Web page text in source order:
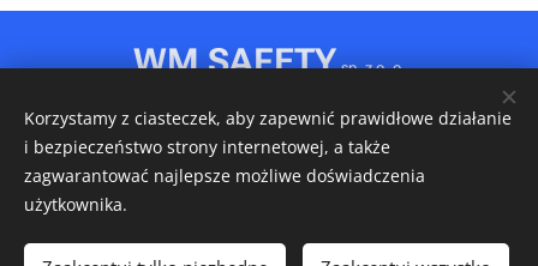
WM SAFETY sp. z o. o.
NIP: 6472611346 • REGON: 540606150 • KRS: 0001148349
Ciasteczka
Korzystamy z ciasteczek, aby zapewnić prawidłowe działanie
i bezpieczeństwo strony internetowej, a także
zagwarantować najlepsze możliwe doświadczenia
użytkownika.